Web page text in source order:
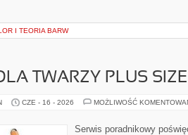
I TEORIA BARW
TWARZY PLUS SIZE
CZE - 16 - 2026 MOŻLIWOŚĆ
Serwis poradnikowy